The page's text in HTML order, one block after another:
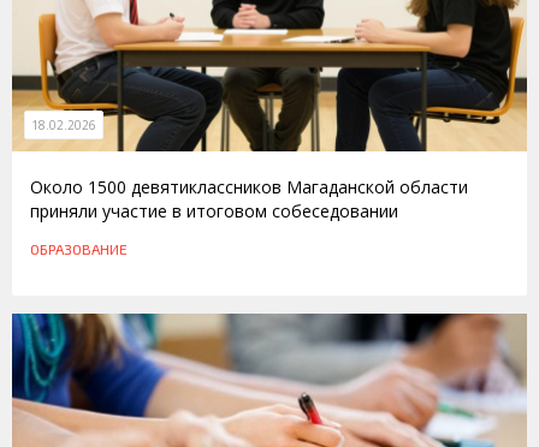
18.02.2026
Около 1500 девятиклассников Магаданской области
приняли участие в итоговом собеседовании
ОБРАЗОВАНИЕ